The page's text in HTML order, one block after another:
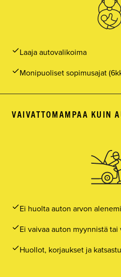
Laaja autovalikoima
Monipuoliset sopimusajat
VAIVATTOMAMPAA KUIN
Ei huolta auton arvon
Ei vaivaa auton myynnistä
Huollot, korjaukset ja